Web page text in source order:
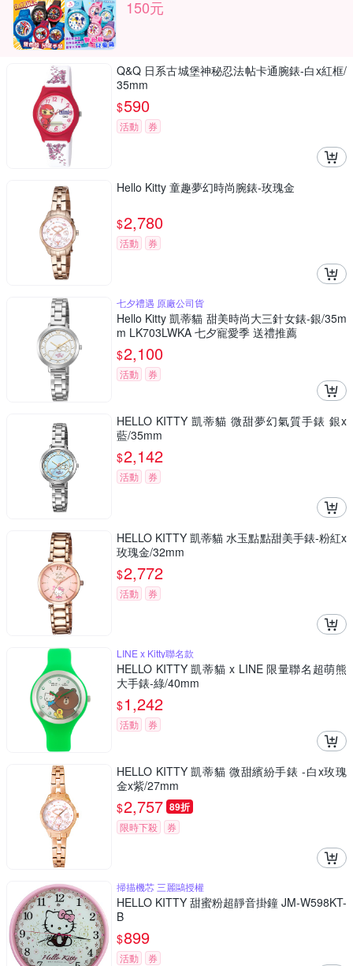
150元
Q&Q 日系古城堡神秘忍法帖卡通腕錶-白x紅框/
35mm
$590
活動 券
Hello Kitty 童趣夢幻時尚腕錶-玫瑰金
$2,780
活動 券
七夕禮遇 原廠公司貨
Hello Kitty 凱蒂貓 甜美時尚大三針女錶-銀/35m
m LK703LWKA 七夕寵愛季 送禮推薦
$2,100
活動 券
HELLO KITTY 凱蒂貓 微甜夢幻氣質手錶 銀x
藍/35mm
$2,142
活動 券
HELLO KITTY 凱蒂貓 水玉點點甜美手錶-粉紅x
玫瑰金/32mm
$2,772
活動 券
LINE x Kitty聯名款
HELLO KITTY 凱蒂貓 x LINE 限量聯名超萌熊
大手錶-綠/40mm
$1,242
活動 券
HELLO KITTY 凱蒂貓 微甜繽紛手錶 -白x玫瑰
金x紫/27mm
$2,757 89折
限時下殺 券
掃描機芯 三麗鷗授權
HELLO KITTY 甜蜜粉超靜音掛鐘 JM-W598KT-
B
$899
活動 券